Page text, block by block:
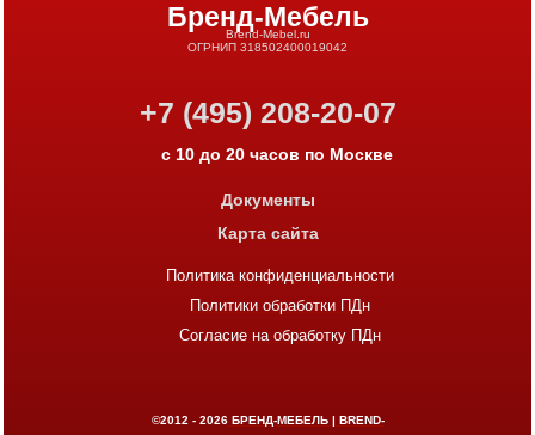
Бренд-Мебель
Brend-Mebel.ru
ОГРНИП 318502400019042
Политика конфиденциальности
Политики обработки ПДн
Согласие на обработку ПДн
©2012 - 2026БРЕНД-МЕБЕЛЬ | BREND-
+7 (495) 208-20-07
с 10 до 20 часов по Москве
Документы
Карта сайта